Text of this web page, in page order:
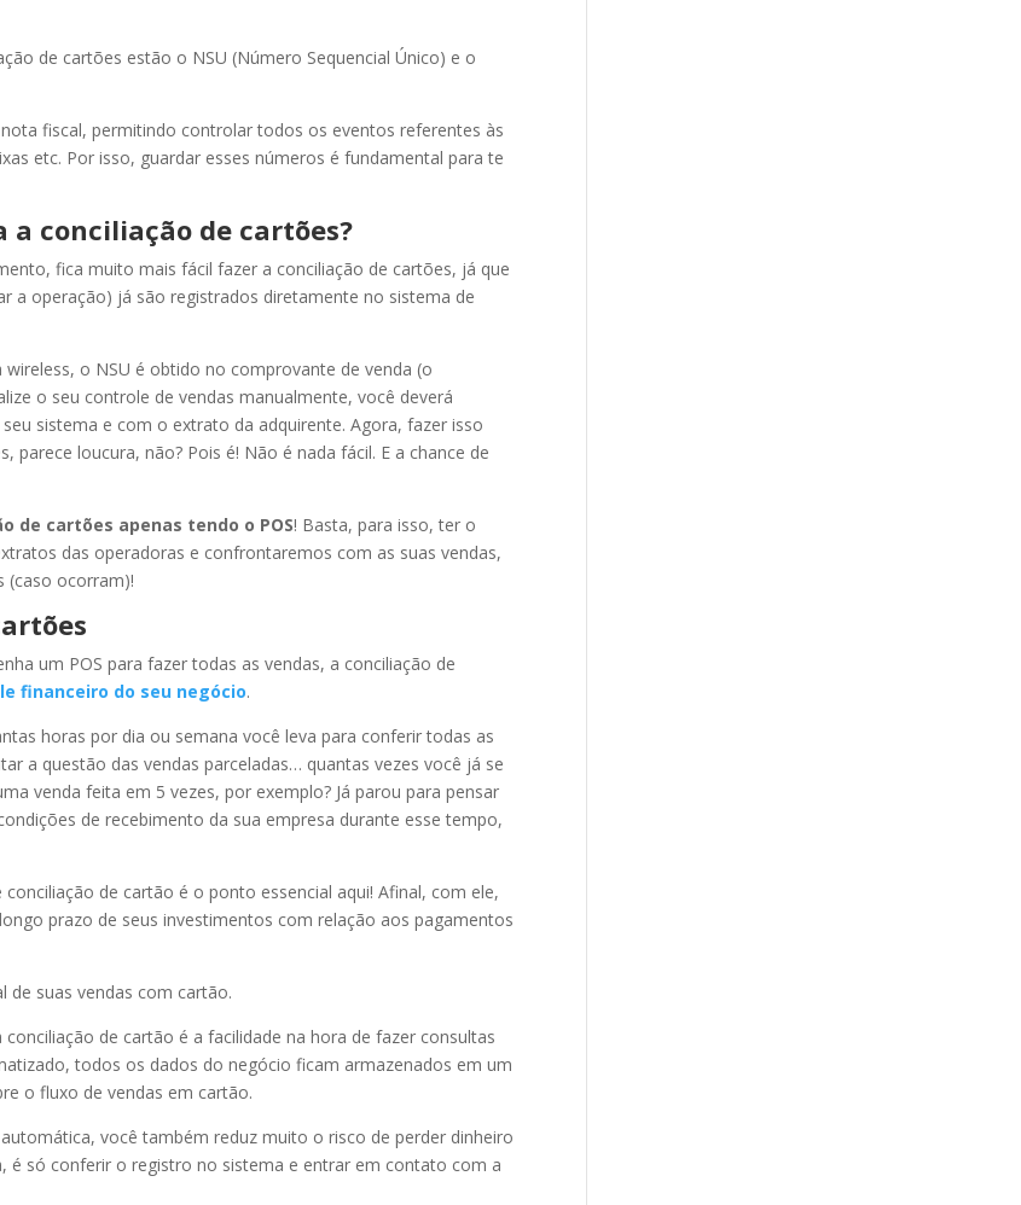
de cartões estão o NSU (Número Sequencial Único) e o
fiscal, permitindo controlar todos os eventos referentes às
etc. Por isso, guardar esses números é fundamental para te
conciliação de cartões?
fica muito mais fácil fazer a conciliação de cartões, já que
a operação) já são registrados diretamente no sistema de
o NSU é obtido no comprovante de venda (o
o seu controle de vendas manualmente, você deverá
sistema e com o extrato da adquirente. Agora, fazer isso
loucura, não? Pois é! Não é nada fácil. E a chance de
de cartões apenas tendo o POS! Basta, para isso, ter o
das operadoras e confrontaremos com as suas vendas,
(caso ocorram)!
um POS para fazer todas as vendas, a conciliação de
financeiro do seu negócio.
horas por dia ou semana você leva para conferir todas as
a questão das vendas parceladas… quantas vezes você já se
venda feita em 5 vezes, por exemplo? Já parou para pensar
de recebimento da sua empresa durante esse tempo,
de cartão é o ponto essencial aqui! Afinal, com ele,
prazo de seus investimentos com relação aos pagamentos
de suas vendas com cartão.
de cartão é a facilidade na hora de fazer consultas
todos os dados do negócio ficam armazenados em um
o fluxo de vendas em cartão.
você também reduz muito o risco de perder dinheiro
é só conferir o registro no sistema e entrar em contato com a